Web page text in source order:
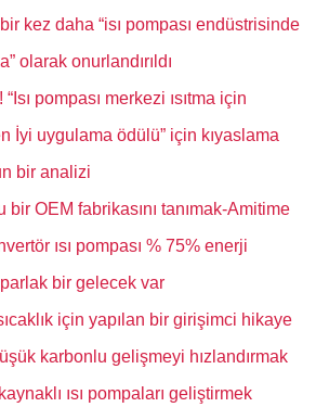
kez daha “isı pompası endüstrisinde
olarak onurlandırıldı
pompası merkezi ısıtma için
İyi uygulama ödülü” için kıyaslama
bir analizi
bir OEM fabrikasını tanımak-Amitime
ısı pompası % 75% enerji
bir gelecek var
için yapılan bir girişimci hikaye
karbonlu gelişmeyi hızlandırmak
ısı pompaları geliştirmek